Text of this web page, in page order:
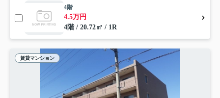
4階
4.5万円
4階 / 20.72㎡ / 1R
賃貸マンション